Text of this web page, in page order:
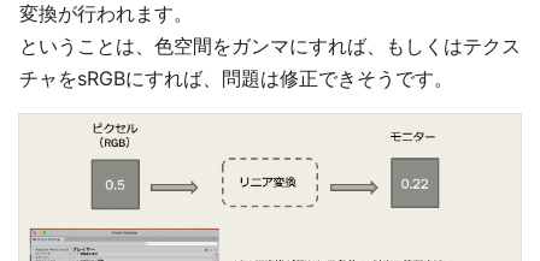
変換が行われます。
ということは、色空間をガンマにすれば、もしくはテクス
チャをsRGBにすれば、問題は修正できそうです。